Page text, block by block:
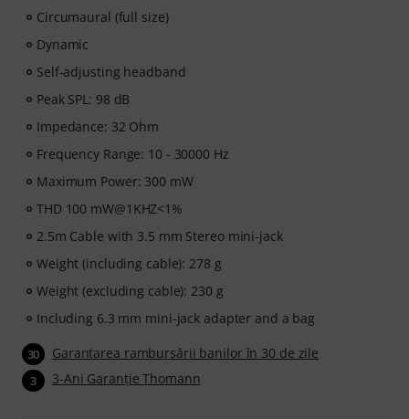
Circumaural (full size)
Dynamic
Self-adjusting headband
Peak SPL: 98 dB
Impedance: 32 Ohm
Frequency Range: 10 - 30000 Hz
Maximum Power: 300 mW
THD 100 mW@1KHZ<1%
2.5m Cable with 3.5 mm Stereo mini-jack
Weight (including cable): 278 g
Weight (excluding cable): 230 g
Including 6.3 mm mini-jack adapter and a bag
30 Garantarea rambursării banilor în 30 de zile
3 3-Ani Garanţie Thomann